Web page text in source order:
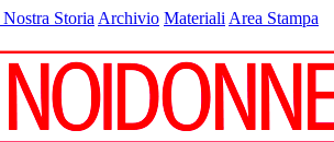
Storia Archivio Materiali Area Stampa